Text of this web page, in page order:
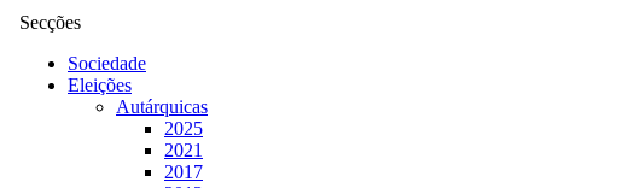
Secções
Sociedade
Eleições
Autárquicas
2025
2021
2017